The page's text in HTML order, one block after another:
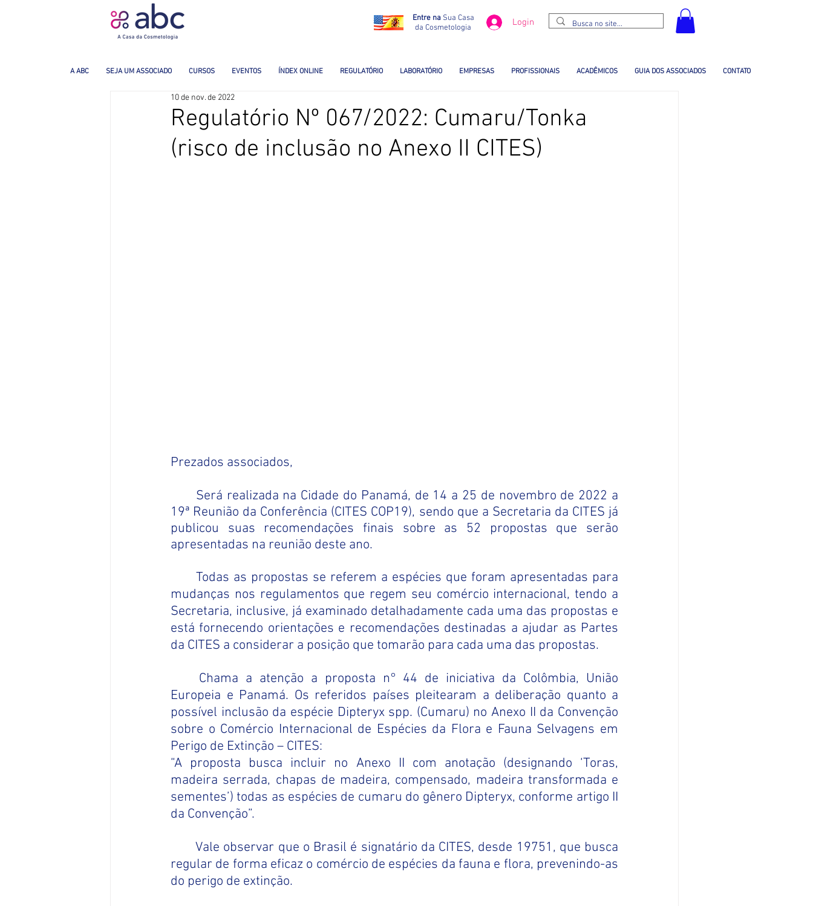
Entre na Sua Casa
da Cosmetologia
Login
A ABC SEJA UM ASSOCIADO CURSOS EVENTOS ÍNDEX ONLINE REGULATÓRIO LABORATÓRIO EMPRESAS PROFISSIONAIS ACADÊMICOS GUIA DOS ASSOCIADOS CONTATO
Regulatório Nº 067/2022: Cumaru/Tonka
(risco de inclusão no Anexo II CITES)
10 de nov. de 2022
Prezados associados,
Será realizada na Cidade do Panamá, de 14 a 25 de novembro de 2022 a
19ª Reunião da Conferência (CITES COP19), sendo que a Secretaria da CITES já
publicou suas recomendações finais sobre as 52 propostas que serão
apresentadas na reunião deste ano.
Todas as propostas se referem a espécies que foram apresentadas para
mudanças nos regulamentos que regem seu comércio internacional, tendo a
Secretaria, inclusive, já examinado detalhadamente cada uma das propostas e
está fornecendo orientações e recomendações destinadas a ajudar as Partes
da CITES a considerar a posição que tomarão para cada uma das propostas.
Chama a atenção a proposta n° 44 de iniciativa da Colômbia, União
Europeia e Panamá. Os referidos países pleitearam a deliberação quanto a
possível inclusão da espécie Dipteryx spp. (Cumaru) no Anexo II da Convenção
sobre o Comércio Internacional de Espécies da Flora e Fauna Selvagens em
Perigo de Extinção – CITES:
“A proposta busca incluir no Anexo II com anotação (designando ‘Toras,
madeira serrada, chapas de madeira, compensado, madeira transformada e
sementes’) todas as espécies de cumaru do gênero Dipteryx, conforme artigo II
Vale observar que o Brasil é signatário da CITES, desde 19751, que busca
regular de forma eficaz o comércio de espécies da fauna e flora, prevenindo-as
do perigo de extinção.